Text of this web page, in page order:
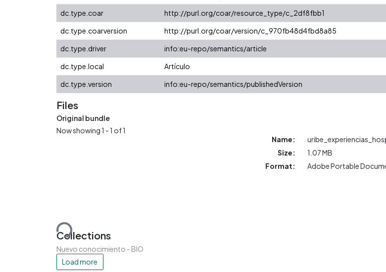
dc.type.coar
http://purl.org/coar/resource_type/c_2df8fbb1
dc.type.coarversion
http://purl.org/coar/version/c_970fb48d4fbd8a85
dc.type.driver
info:eu-repo/semantics/article
dc.type.local
Artículo
dc.type.version
info:eu-repo/semantics/publishedVersion
Files
Original bundle
Now showing1 - 1 of 1
Loading...
Name:
Size:
1.07 MB
Format:
Adobe Portable
Collections
Nuevo conocimiento - BIO
Load more